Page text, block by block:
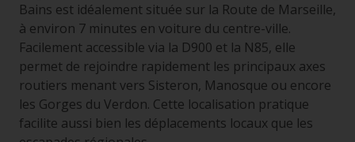
Bains est idéalement située sur la Route de Marseille,
à environ 7 minutes en voiture du centre-ville.
Facilement accessible via la D900 et la N85, elle
permet de rejoindre rapidement les principaux axes
routiers menant vers Sisteron, Manosque ou encore
les Gorges du Verdon. Cette localisation pratique
facilite aussi bien les déplacements locaux que les